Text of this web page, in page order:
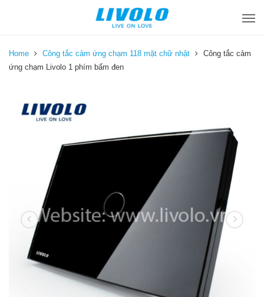
Home Công tắc cảm ứng chạm 118 mặt chữ nhật
Công tắc cảm
ứng chạm Livolo 1 phím bấm đen